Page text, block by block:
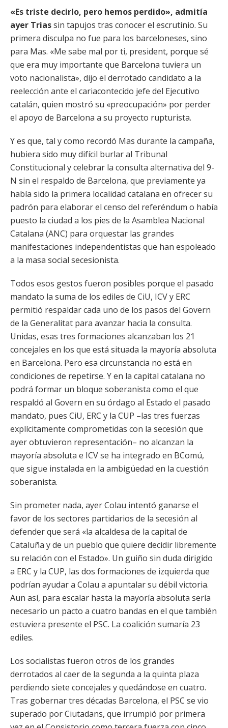
«Es triste decirlo, pero hemos perdido», admitía
ayer Triassin tapujos tras conocer el escrutinio. Su
primera disculpa no fue para los barceloneses, sino
para Mas. «Me sabe mal por ti, president, porque sé
que era muy importante que Barcelona tuviera un
voto nacionalista», dijo el derrotado candidato a la
reelección ante el cariacontecido jefe del Ejecutivo
catalán, quien mostró su «preocupación» por perder
el apoyo de Barcelona a su proyecto rupturista.
Y es que, tal y como recordó Mas durante la campaña,
hubiera sido muy difícil burlar al Tribunal
Constitucional y celebrar la consulta alternativa del 9-
N sin el respaldo de Barcelona, que previamente ya
había sido la primera localidad catalana en ofrecer su
padrón para elaborar el censo del referéndum o había
puesto la ciudad a los pies de la Asamblea Nacional
Catalana (ANC) para orquestar las grandes
manifestaciones independentistas que han espoleado
a la masa social secesionista.
Todos esos gestos fueron posibles porque el pasado
mandato la suma de los ediles de CiU, ICV y ERC
permitió respaldar cada uno de los pasos del Govern
de la Generalitat para avanzar hacia la consulta.
Unidas, esas tres formaciones alcanzaban los 21
concejales en los que está situada la mayoría absoluta
en Barcelona. Pero esa circunstancia no está en
condiciones de repetirse. Y en la capital catalana no
podrá formar un bloque soberanista como el que
respaldó al Govern en su órdago al Estado el pasado
mandato, pues CiU, ERC y la CUP –las tres fuerzas
explícitamente comprometidas con la secesión que
ayer obtuvieron representación– no alcanzan la
mayoría absoluta e ICV se ha integrado en BComú,
que sigue instalada en la ambigüedad en la cuestión
soberanista.
Sin prometer nada, ayer Colau intentó ganarse el
favor de los sectores partidarios de la secesión al
defender que será «la alcaldesa de la capital de
Cataluña y de un pueblo que quiere decidir libremente
su relación con el Estado». Un guiño sin duda dirigido
a ERC y la CUP, las dos formaciones de izquierda que
podrían ayudar a Colau a apuntalar su débil victoria.
Aun así, para escalar hasta la mayoría absoluta sería
necesario un pacto a cuatro bandas en el que también
estuviera presente el PSC. La coalición sumaría 23
ediles.
Los socialistas fueron otros de los grandes
derrotados al caer de la segunda a la quinta plaza
perdiendo siete concejales y quedándose en cuatro.
Tras gobernar tres décadas Barcelona, el PSC se vio
superado por Ciutadans, que irrumpió por primera